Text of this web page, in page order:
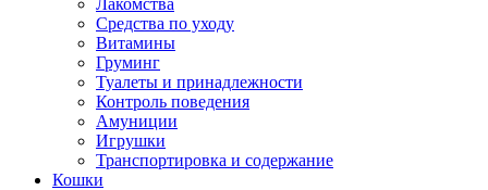
Лакомства
Средства по уходу
Витамины
Груминг
Туалеты и принадлежности
Контроль поведения
Амуниции
Игрушки
Транспортировка и содержание
Кошки